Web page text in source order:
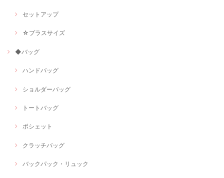
セットアップ
☆プラスサイズ
◆バッグ
ハンドバッグ
ショルダーバッグ
トートバッグ
ポシェット
クラッチバッグ
バックパック・リュック